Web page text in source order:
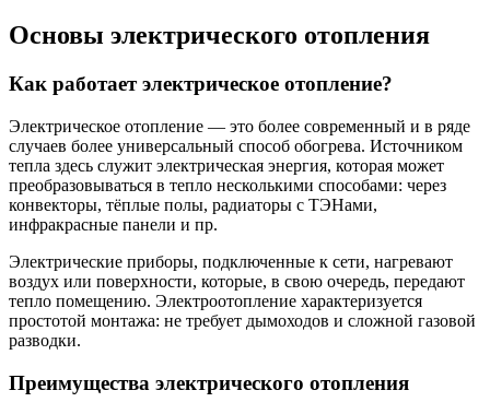
Основы электрического отопления
Как работает электрическое отопление?
Электрическое отопление — это более современный и в ряде
случаев более универсальный способ обогрева. Источником
тепла здесь служит электрическая энергия, которая может
преобразовываться в тепло несколькими способами: через
конвекторы, тёплые полы, радиаторы с ТЭНами,
инфракрасные панели и пр.
Электрические приборы, подключенные к сети, нагревают
воздух или поверхности, которые, в свою очередь, передают
тепло помещению. Электроотопление характеризуется
простотой монтажа: не требует дымоходов и сложной газовой
разводки.
Преимущества электрического отопления